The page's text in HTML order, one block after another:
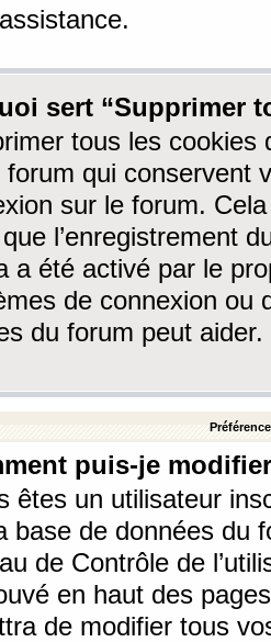
sert “Supprimer
tous les cookies
forum qui conservent
sur le forum.
l’enregistrement
a été activé par le
de connexion ou
du forum peut aider.
puis-je
êtes un utilisateur
base de données du
de Contrôle de
en haut des
de modifier tous